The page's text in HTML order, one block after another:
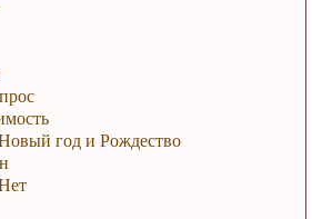
год и Рождество